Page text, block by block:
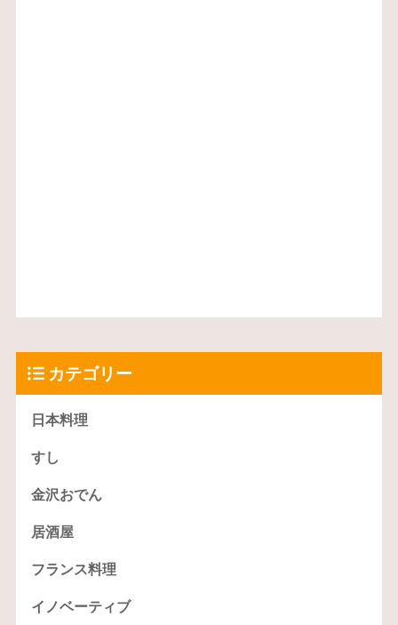
カテゴリー
日本料理
すし
金沢おでん
居酒屋
フランス料理
イノベーティブ